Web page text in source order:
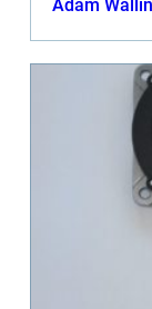
Adam Wallin